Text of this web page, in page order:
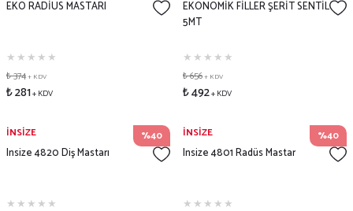
EKO RADİUS MASTARI
₺ 374+ KDV
₺ 281+ KDV
EKONOMİK FİLLER ŞERİT SENTİL
5MT
₺ 656+ KDV
₺ 492+ KDV
%40
İNSİZE
Insize 4820 Diş Mastarı
%40
İNSİZE
Insize 4801 Radüs Mastar